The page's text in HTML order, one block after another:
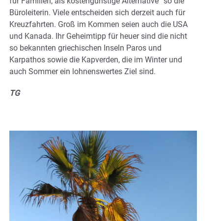
Büroleiterin. Viele entscheiden sich derzeit auch für
Kreuzfahrten. Groß im Kommen seien auch die USA
und Kanada. Ihr Geheimtipp für heuer sind die nicht
so bekannten griechischen Inseln Paros und
Karpathos sowie die Kapverden, die im Winter und
auch Sommer ein lohnenswertes Ziel sind.
TG